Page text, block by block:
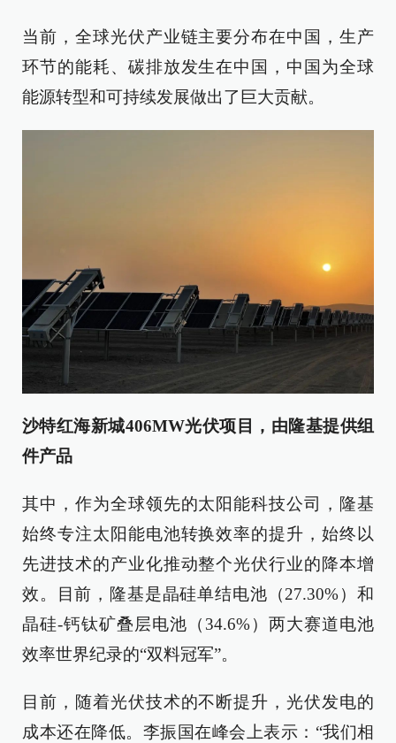
当前，全球光伏产业链主要分布在中国，生产
环节的能耗、碳排放发生在中国，中国为全球
能源转型和可持续发展做出了巨大贡献。
沙特红海新城406MW光伏项目，由隆基提供组
件产品
其中，作为全球领先的太阳能科技公司，隆基
始终专注太阳能电池转换效率的提升，始终以
先进技术的产业化推动整个光伏行业的降本增
效。目前，隆基是晶硅单结电池（27.30%）和
晶硅-钙钛矿叠层电池（34.6%）两大赛道电池
效率世界纪录的“双料冠军”。
目前，随着光伏技术的不断提升，光伏发电的
成本还在降低。李振国在峰会上表示：“我们相